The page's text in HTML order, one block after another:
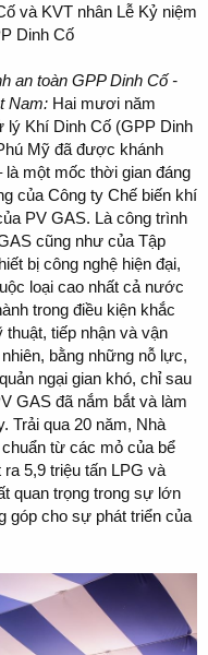
và KVT nhân Lễ Kỷ niệm
Dinh Cố
an toàn GPP Dinh Cố -
Nam: Hai mươi năm
Khí Dinh Cố (GPP Dinh
Mỹ đã được khánh
một mốc thời gian đáng
của Công ty Chế biến khí
PV GAS. Là công trình
cũng như của Tập
bị công nghệ hiện đại,
loại cao nhất cả nước
trong điều kiện khắc
thuật, tiếp nhận và vận
bằng những nỗ lực,
ngại gian khó, chỉ sau
GAS đã nắm bắt và làm
Trải qua 20 năm, Nhà
từ các mỏ của bể
5,9 triệu tấn LPG và
quan trọng trong sự lớn
góp cho sự phát triển của